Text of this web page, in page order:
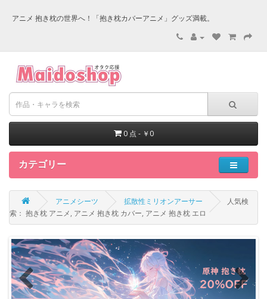
アニメ 抱き枕の世界へ！「抱き枕カバーアニメ」グッズ満載。
0 点 - ￥0
カテゴリー
アニメシーツ 拡散性ミリオンアーサー
人気検
索： 抱き枕 アニメ, アニメ 抱き枕 カバー, アニメ 抱き枕 エロ